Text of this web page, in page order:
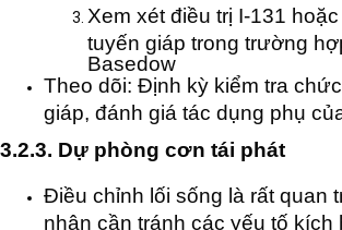
Xem xét điều trị I-131
tuyến giáp trong trường
Basedow
Theo dõi: Định kỳ kiểm tra
giáp, đánh giá tác dụng phụ
3.2.3. Dự phòng cơn tái phát
Điều chỉnh lối sống là rất quan
nhân cần tránh các yếu tố kích